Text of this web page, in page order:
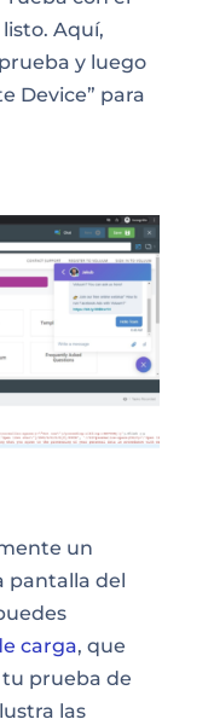
Aquí,
y luego
Device” para
un
pantalla del
carga, que
prueba de
las